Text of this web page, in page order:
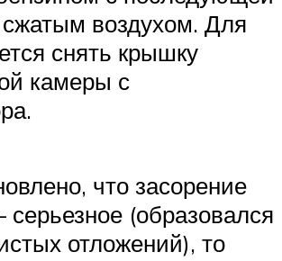
сжатым воздухом. Для
снять крышку
камеры с
что засорение
серьезное (образовался
отложений), то